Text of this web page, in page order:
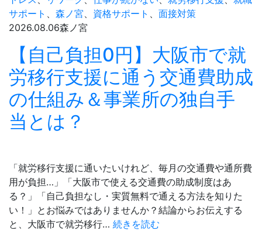
消
す
準
備
5
ス
テ
就
行
支
援
は
職
（リ
ワ
ー
ク）
サポート 、 森ノ宮、 資格サポート 、 面接対策
2026.08.06森ノ宮
【自己負担0円】大阪市で就
労移行支援に通う交通費助成
の仕組み＆事業所の独自手
当とは？
「就労移行支援に通いたいけれど、毎月の交通費や通所費
用が負担…」「大阪市で使える交通費の助成制度はあ
る？」「自己負担なし・実質無料で通える方法を知りた
い！」とお悩みではありませんか？結論からお伝えする
と、大阪市で就労移行… 続きを読む